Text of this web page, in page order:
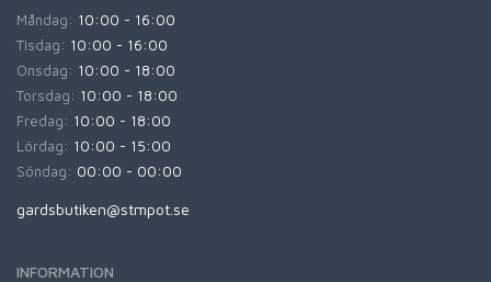
Måndag: 10:00 - 16:00
Tisdag: 10:00 - 16:00
Onsdag: 10:00 - 18:00
Torsdag: 10:00 - 18:00
Fredag: 10:00 - 18:00
Lördag: 10:00 - 15:00
Söndag: 00:00 - 00:00
gardsbutiken@stmpot.se
INFORMATION